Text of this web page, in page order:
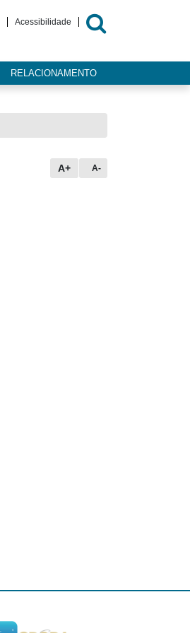
Acessibilidade
RELACIONAMENTO
A+ A-